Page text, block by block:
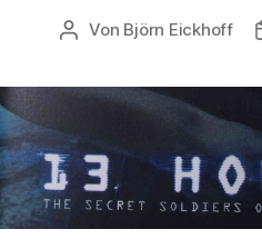
Beitragsautor
Von Björn Eickhoff